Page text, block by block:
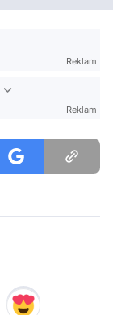
Reklam
Reklam